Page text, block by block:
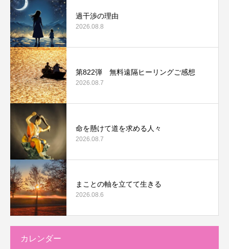
過干渉の理由
2026.08.8
第822弾 無料遠隔ヒーリングご感想
2026.08.7
命を懸けて道を求める人々
2026.08.7
まことの軸を立てて生きる
2026.08.6
カレンダー